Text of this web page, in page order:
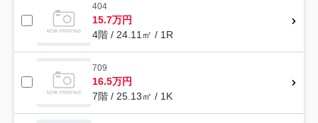
404
15.7万円
4階 / 24.11㎡ / 1R
709
16.5万円
7階 / 25.13㎡ / 1K